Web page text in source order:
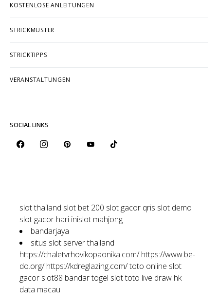
KOSTENLOSE ANLEITUNGEN
STRICKMUSTER
STRICKTIPPS
VERANSTALTUNGEN
SOCIAL LINKS
slot thailand slot bet 200 slot gacor qris slot demo
slot gacor hari inislot mahjong
bandarjaya
situs slot server thailand
https://chaletvrhovikopaonika.com/ https://www.be-
do.org/ https://kdreglazing.com/toto online slot
gacor slot88 bandar togel slot toto live draw hk
data macau